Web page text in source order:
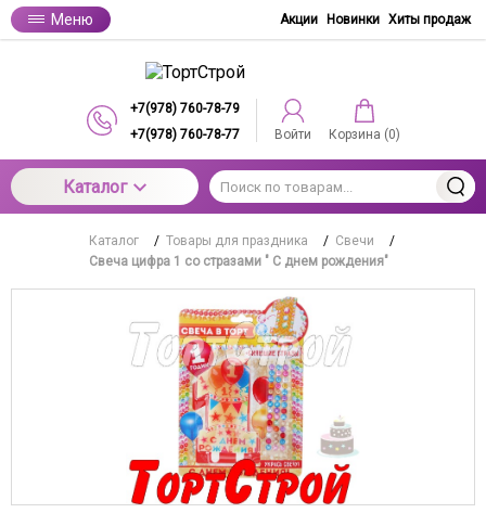
Меню Акции Новинки Хиты продаж
+7(978) 760-78-79
+7(978) 760-78-77
Войти Корзина (0)
Каталог
Каталог / Товары для праздника / Свечи
/
Свеча цифра 1 со стразами " С днем рождения"